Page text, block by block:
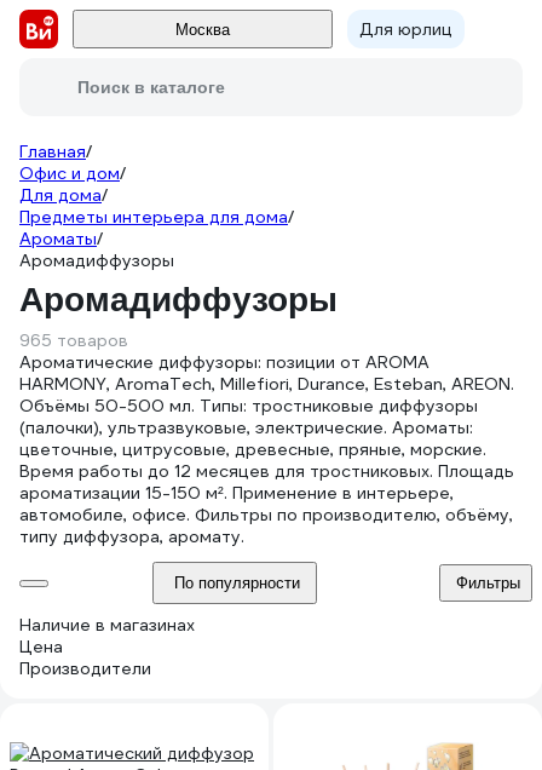
Москва Для юрлиц
Поиск в каталоге
Главная/
Офис и дом/
Для дома/
Предметы интерьера для дома/
Ароматы/
Аромадиффузоры
Аромадиффузоры
965 товаров
Ароматические диффузоры: позиции от AROMA
HARMONY, AromaTech, Millefiori, Durance, Esteban, AREON.
Объёмы 50-500 мл. Типы: тростниковые диффузоры
(палочки), ультразвуковые, электрические. Ароматы:
цветочные, цитрусовые, древесные, пряные, морские.
Время работы до 12 месяцев для тростниковых. Площадь
ароматизации 15-150 м². Применение в интерьере,
автомобиле, офисе. Фильтры по производителю, объёму,
типу диффузора, аромату.
По популярности Фильтры
Наличие в магазинах
Цена
Производители